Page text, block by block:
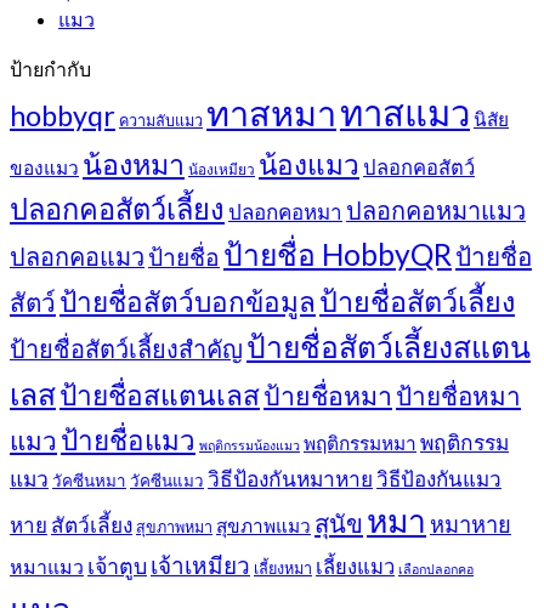
แมว
ป้ายกำกับ
hobbyqr ความลับแมว ทาสหมาทาสแมว นิสัย
ของแมว น้องหมา น้องเหมียว น้องแมว ปลอกคอสัตว์
ปลอกคอสัตว์เลี้ยง ปลอกคอหมา ปลอกคอหมาแมว
ปลอกคอแมว ป้ายชื่อ ป้ายชื่อ HobbyQR ป้ายชื่อ
สัตว์ ป้ายชื่อสัตว์บอกข้อมูล ป้ายชื่อสัตว์เลี้ยง
ป้ายชื่อสัตว์เลี้ยงสำคัญ ป้ายชื่อสัตว์เลี้ยงสแตน
เลสป้ายชื่อสแตนเลสป้ายชื่อหมา ป้ายชื่อหมา
แมว ป้ายชื่อแมว พฤติกรรมน้องแมว พฤติกรรมหมา พฤติกรรม
แมว วัคซีนหมา วัคซีนแมว วิธีป้องกันหมาหายวิธีป้องกันแมว
หาย สัตว์เลี้ยง สุขภาพหมา สุขภาพแมว สุนัข หมา หมาหาย
หมาแมว เจ้าตูบ เจ้าเหมียว เลี้ยงหมา เลี้ยงแมว เลือกปลอกคอ